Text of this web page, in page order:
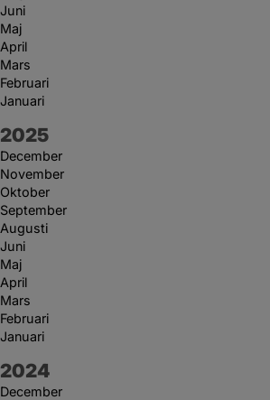
Juni
Maj
April
Mars
Februari
Januari
År:
2025
December
November
Oktober
September
Augusti
Juni
Maj
April
Mars
Februari
Januari
År:
2024
December